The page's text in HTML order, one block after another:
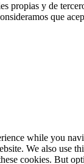
y de
que
while you
We also use
cookies. But